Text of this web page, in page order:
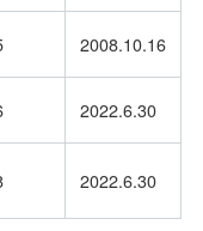
2008.10.16
2022.6.30
2022.6.30